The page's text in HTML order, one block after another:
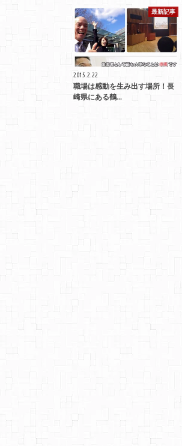
最新記事
2015.2.22
職場は感動を生み出す場所！長
崎県にある鶴...